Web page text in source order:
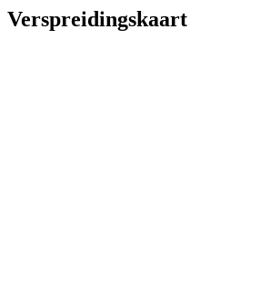
Verspreidingskaart